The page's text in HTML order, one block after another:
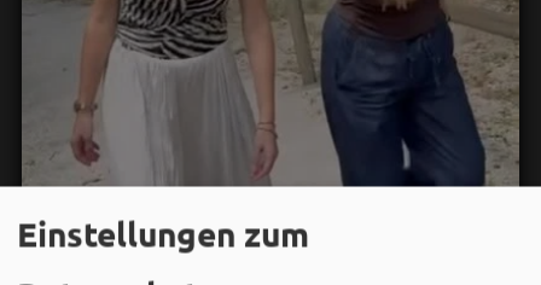
Einstellungen zum